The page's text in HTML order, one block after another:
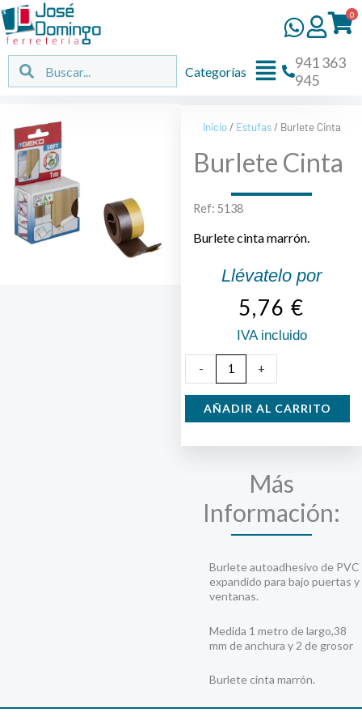
Ir
al
contenido
0
Buscar Buscar
Flyout
Categorías
941 363
945
Inicio/ Estufas/ Burlete Cinta
Burlete Cinta
Ref: 5138
Burlete cinta marrón.
Llévatelo por
5,76 €
IVA incluido
-
Cinta
cantidad
+
AÑADIR AL CARRITO
Más
Información:
Burlete autoadhesivo de PVC
expandido para bajo puertas y
ventanas.
Medida 1 metro de largo,38
mm de anchura y 2 de grosor
Burlete cinta marrón.